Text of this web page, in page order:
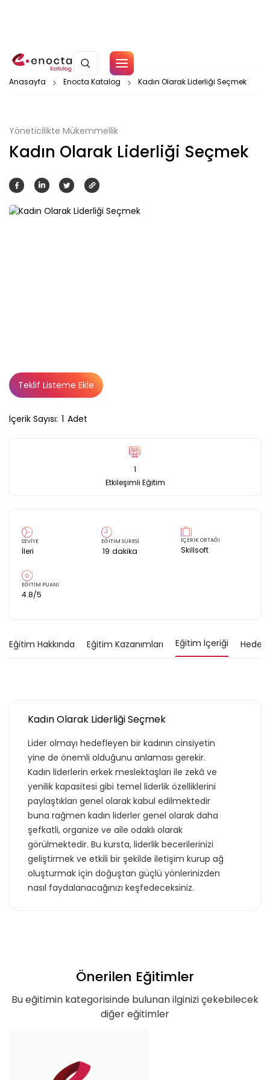
Çerez Politikamız
Anasayfa Enocta Katalog Kadın Olarak Liderliği Seçmek
Yöneticilikte Mükemmellik
Kadın Olarak Liderliği Seçmek
İçerik Sayısı: 1 Adet
1
Etkileşimli Eğitim
SEVİYE
İleri
EĞİTİM SÜRESİ
19 dakika
İÇERİK ORTAĞI
Skillsoft
EĞİTİM PUANI
4.8/5
Teklif Listeme Ekle
Eğitim Hakkında Eğitim Kazanımları Eğitim İçeriği Hedef
Kadın Olarak Liderliği Seçmek
Lider olmayı hedefleyen bir kadının cinsiyetin
yine de önemli olduğunu anlaması gerekir.
Kadın liderlerin erkek meslektaşları ile zekâ ve
yenilik kapasitesi gibi temel liderlik özelliklerini
paylaştıkları genel olarak kabul edilmektedir
buna rağmen kadın liderler genel olarak daha
şefkatli, organize ve aile odaklı olarak
görülmektedir. Bu kursta, liderlik becerilerinizi
geliştirmek ve etkili bir şekilde iletişim kurup ağ
oluşturmak için doğuştan güçlü yönlerinizden
nasıl faydalanacağınızı keşfedeceksiniz.
Önerilen Eğitimler
Bu eğitimin kategorisinde bulunan ilginizi çekebilecek
diğer eğitimler